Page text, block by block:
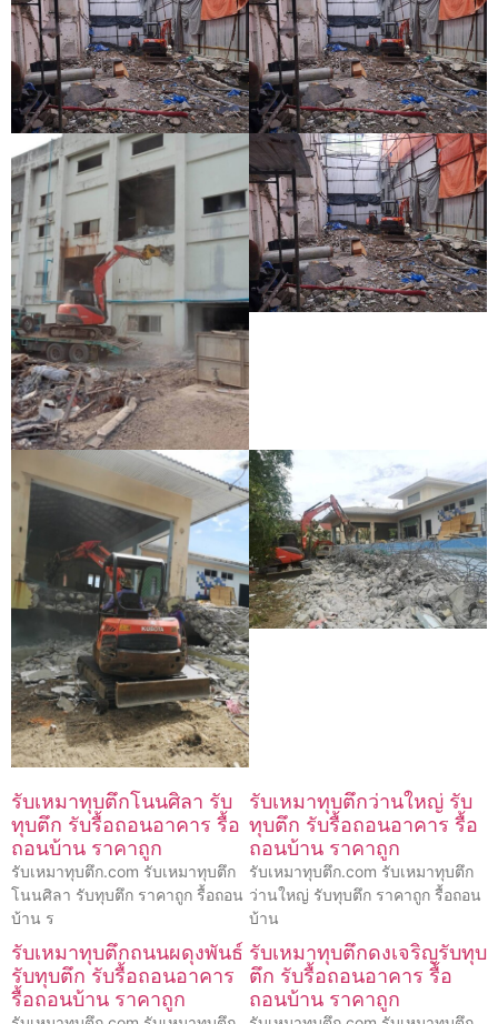
รับเหมาทุบตึกโนนศิลา รับ
ทุบตึก รับรื้อถอนอาคาร รื้อ
ถอนบ้าน ราคาถูก
รับเหมาทุบตึก.com รับเหมาทุบตึก
โนนศิลา รับทุบตึก ราคาถูก รื้อถอน
บ้าน ร
รับเหมาทุบตึกว่านใหญ่ รับ
ทุบตึก รับรื้อถอนอาคาร รื้อ
ถอนบ้าน ราคาถูก
รับเหมาทุบตึก.com รับเหมาทุบตึก
ว่านใหญ่ รับทุบตึก ราคาถูก รื้อถอน
บ้าน
รับเหมาทุบตึกถนนผดุงพันธ์
รับทุบตึก รับรื้อถอนอาคาร
รื้อถอนบ้าน ราคาถูก
รับเหมาทุบตึกดงเจริญรับทุบ
ตึก รับรื้อถอนอาคาร รื้อ
ถอนบ้าน ราคาถูก